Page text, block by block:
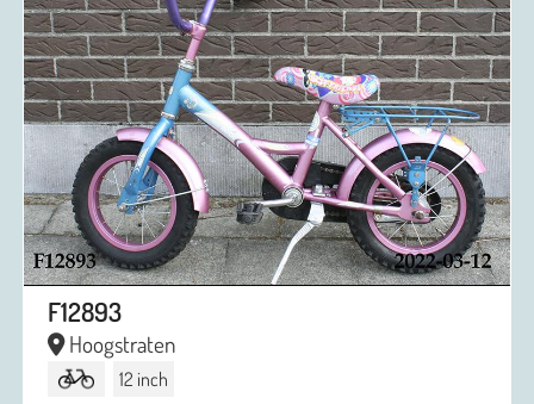
F12893
Hoogstraten
12 inch